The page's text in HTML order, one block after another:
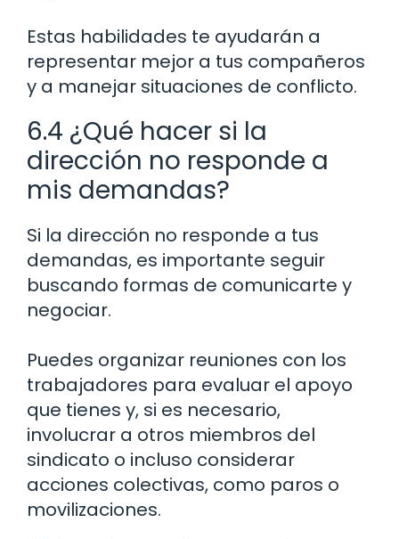
Estas habilidades te ayudarán a
representar mejor a tus compañeros
y a manejar situaciones de conflicto.
6.4 ¿Qué hacer si la
dirección no responde a
mis demandas?
Si la dirección no responde a tus
demandas, es importante seguir
buscando formas de comunicarte y
negociar.
Puedes organizar reuniones con los
trabajadores para evaluar el apoyo
que tienes y, si es necesario,
involucrar a otros miembros del
sindicato o incluso considerar
acciones colectivas, como paros o
movilizaciones.